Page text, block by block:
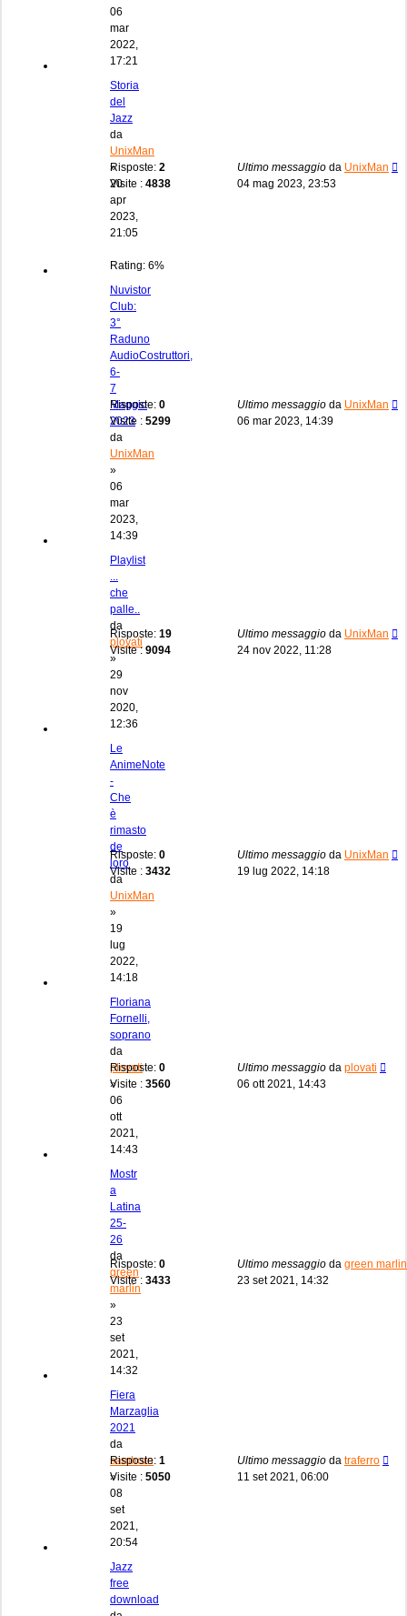
06
mar
2022,
17:21
Storia
del
Jazz
da
UnixMan
»
20
apr
2023,
21:05
Rating: 6%
Risposte: 2
Visite : 4838
Ultimo messaggio da UnixMan
04 mag 2023, 23:53
Nuvistor
Club:
3°
Raduno
AudioCostruttori,
6-
7
Maggio
2023
da
UnixMan
»
06
mar
2023,
14:39
Risposte: 0
Visite : 5299
Ultimo messaggio da UnixMan
06 mar 2023, 14:39
Playlist
che
palle..
da
plovati
»
29
nov
2020,
12:36
Risposte: 19
Visite : 9094
Ultimo messaggio da UnixMan
24 nov 2022, 11:28
Le
AnimeNote
-
Che
è
rimasto
de
loro
da
UnixMan
»
19
lug
2022,
14:18
Risposte: 0
Visite : 3432
Ultimo messaggio da UnixMan
19 lug 2022, 14:18
Floriana
Fornelli,
soprano
da
plovati
»
06
ott
2021,
14:43
Risposte: 0
Visite : 3560
Ultimo messaggio da plovati
06 ott 2021, 14:43
Mostr
a
Latina
25-
26
da
green
marlin
»
23
set
2021,
14:32
Risposte: 0
Visite : 3433
Ultimo messaggio da green marlin
23 set 2021, 14:32
Fiera
Marzaglia
2021
da
samhorn
»
08
set
2021,
20:54
Risposte: 1
Visite : 5050
Ultimo messaggio da traferro
11 set 2021, 06:00
Jazz
free
download